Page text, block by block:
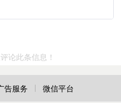
论此条信息！
告服务 微信平台